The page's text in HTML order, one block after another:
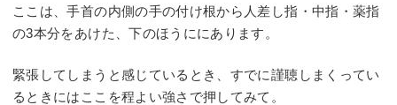
ここは、手首の内側の手の付け根から人差し指・中指・薬指
の3本分をあけた、下のほうににあります。
緊張してしまうと感じているとき、すでに謹聴しまくってい
るときにはここを程よい強さで押してみて。